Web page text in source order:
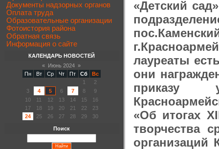
«Детский
лауреаты
они
приказу
«Об итогах
творчества
организаций
Документы надзорных органов
Оплата труда
Образовательные организации
Фотоистория района
Обратная связь
Информация о сайте
КАЛЕНДАРЬ НОВОСТЕЙ
« Июнь 2024 »
Пн
Вт Ср Чт Пт Сб
Вс
1
2
3
4 5 6 7 8
9
10
11 12 13 14 15
16
17
18 19 20 21 22
23
24
25 26 27 28 29 30
Поиск